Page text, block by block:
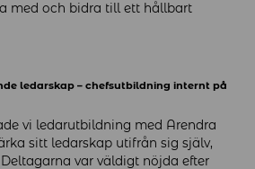
med och bidra till ett hållbart
ledarskap – chefsutbildning internt på
vi ledarutbildning med Arendra
sitt ledarskap utifrån sig själv,
var väldigt nöjda efter